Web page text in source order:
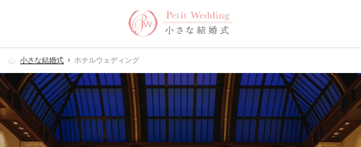
小さな結婚式 ホテルウェディング